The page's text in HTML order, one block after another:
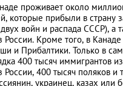
проживает около
которые прибыли в страну
войн и распада СССР), а
России. Кроме того, в
и Прибалтики. Только в
400 тысяч иммигрантов
России, 400 тысяч поляков и
украинец, казах или